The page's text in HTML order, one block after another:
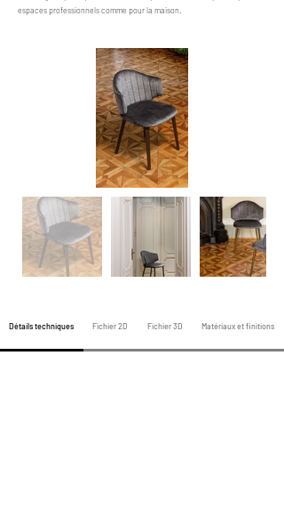
espaces professionnels comme pour la maison.
Détails techniques Fichier 2D Fichier 3D Matériaux et finitions